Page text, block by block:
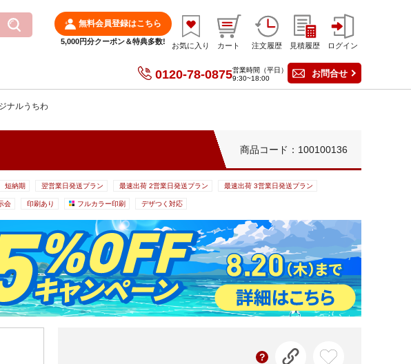
無料会員登録はこちら
5,000円分クーポン＆特典多数! お気に入り カート 注文履歴 見積履歴 ログイン
0120-78-0875営業時間（平日）
9:30~18:00
お問合せ
ナルうちわ
商品コード：100100136
短納期 翌営業日発送プラン 最速出荷 2営業日発送プラン 最速出荷 3営業日発送プラン
会 印刷あり フルカラー印刷 デザつく対応